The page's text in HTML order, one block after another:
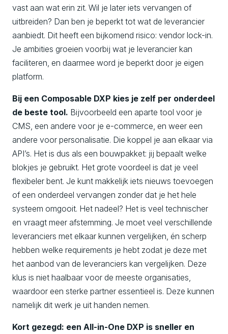
vast aan wat erin zit. Wil je later iets vervangen of
uitbreiden? Dan ben je beperkt tot wat de leverancier
aanbiedt. Dit heeft een bijkomend risico: vendor lock-in.
Je ambities groeien voorbij wat je leverancier kan
faciliteren, en daarmee word je beperkt door je eigen
platform.
Bij een Composable DXP kies je zelf per onderdeel
de beste tool. Bijvoorbeeld een aparte tool voor je
CMS, een andere voor je e-commerce, en weer een
andere voor personalisatie. Die koppel je aan elkaar via
API’s. Het is dus als een bouwpakket: jij bepaalt welke
blokjes je gebruikt. Het grote voordeel is dat je veel
flexibeler bent. Je kunt makkelijk iets nieuws toevoegen
of een onderdeel vervangen zonder dat je het hele
systeem omgooit. Het nadeel? Het is veel technischer
en vraagt meer afstemming. Je moet veel verschillende
leveranciers met elkaar kunnen vergelijken, én scherp
hebben welke requirements je hebt zodat je deze met
het aanbod van de leveranciers kan vergelijken. Deze
klus is niet haalbaar voor de meeste organisaties,
waardoor een sterke partner essentieel is. Deze kunnen
namelijk dit werk je uit handen nemen.
Kort gezegd: een All-in-One DXP is sneller en